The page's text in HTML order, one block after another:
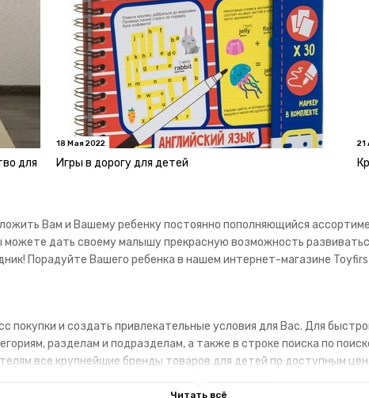
для
18 Мая 2022
Игры в дорогу для детей
21
Вам и Вашему ребенку постоянно пополняющийся
дать своему малышу прекрасную возможность
Порадуйте Вашего ребенка в нашем интернет-магазине
покупки и создать привлекательные условия для Вас. Для
разделам и подразделам, а также в строке поиска по
все крупнейшие бренды товаров для детей по доступным